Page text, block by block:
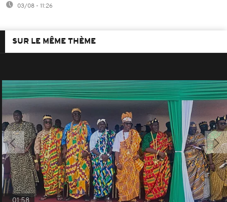
03/08 - 11:26
SUR LE MÊME THÈME